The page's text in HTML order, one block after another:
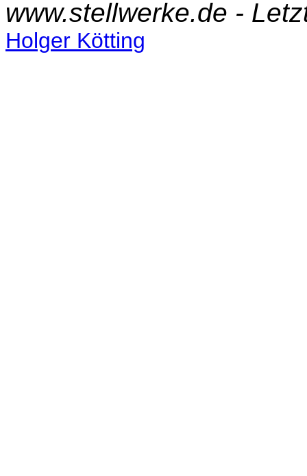
www.stellwerke.de -
Holger Kötting